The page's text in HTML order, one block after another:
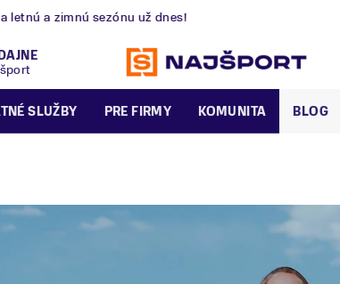
a zimnú sezónu už dnes!
SLUŽBY PRE FIRMY KOMUNITA BLOG